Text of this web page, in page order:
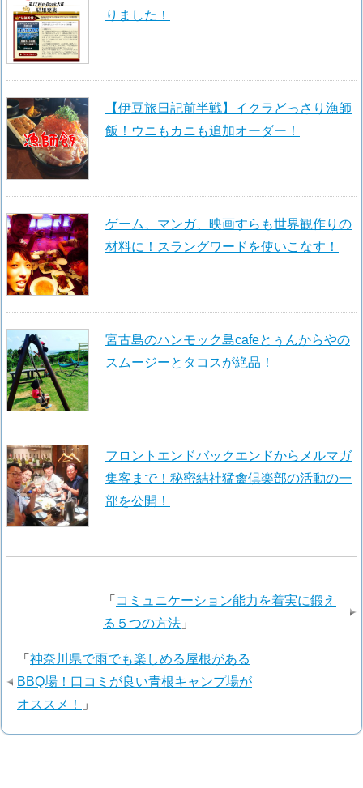
りました！
【伊豆旅日記前半戦】イクラどっさり漁師
飯！ウニもカニも追加オーダー！
ゲーム、マンガ、映画すらも世界観作りの
材料に！スラングワードを使いこなす！
宮古島のハンモック島cafeとぅんからやの
スムージーとタコスが絶品！
フロントエンドバックエンドからメルマガ
集客まで！秘密結社猛禽倶楽部の活動の一
部を公開！
「 コミュニケーション能力を着実に鍛え
る５つの方法 」
「 神奈川県で雨でも楽しめる屋根がある
BBQ場！口コミが良い青根キャンプ場が
オススメ！
」